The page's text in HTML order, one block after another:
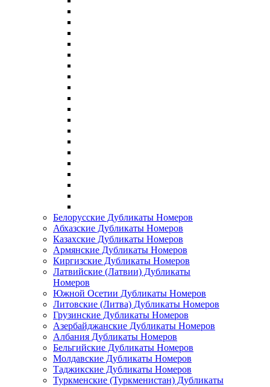
Белорусские Дубликаты Номеров
Абхазские Дубликаты Номеров
Казахские Дубликаты Номеров
Армянские Дубликаты Номеров
Киргизские Дубликаты Номеров
Латвийские (Латвии) Дубликаты
Номеров
Южной Осетии Дубликаты Номеров
Литовские (Литва) Дубликаты Номеров
Грузинские Дубликаты Номеров
Азербайджанские Дубликаты Номеров
Албания Дубликаты Номеров
Бельгийские Дубликаты Номеров
Молдавские Дубликаты Номеров
Таджикские Дубликаты Номеров
Туркменские (Туркменистан) Дубликаты